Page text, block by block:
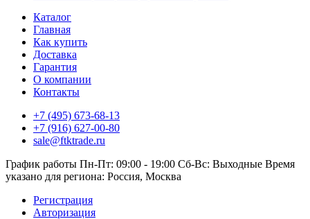
Каталог
Главная
Как купить
Доставка
Гарантия
О компании
Контакты
+7 (495) 673-68-13
+7 (916) 627-00-80
sale@ftktrade.ru
График работы Пн-Пт: 09:00 - 19:00 Сб-Вс: Выходные Время
указано для региона: Россия, Москва
Регистрация
Авторизация